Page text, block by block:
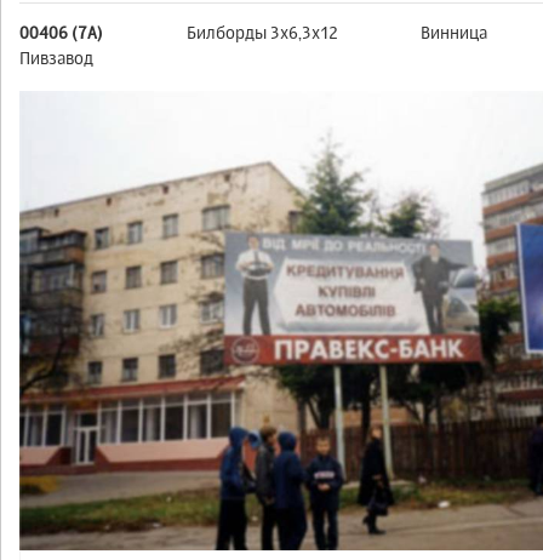
00406 (7А) Билборды 3x6,3x12
Винница
Пивзавод